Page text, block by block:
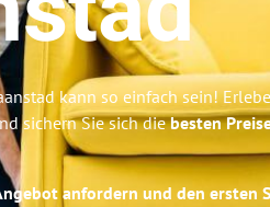
kann so einfach sein!
sichern Sie sich diebesten
anfordern und den ersten